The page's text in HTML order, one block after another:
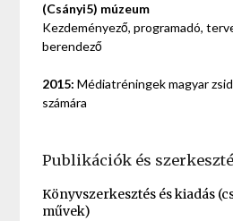
(Csányi5) múzeum
Kezdeményező, programadó,
berendező
2015:Médiatréningek magyar
számára
Publikációk és
Könyvszerkesztés és kiadás
művek)